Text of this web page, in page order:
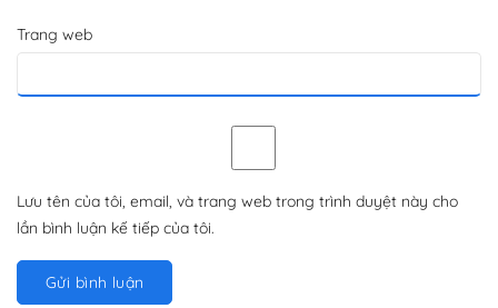
Trang web
Lưu tên của tôi, email, và trang web trong trình duyệt này cho
lần bình luận kế tiếp của tôi.